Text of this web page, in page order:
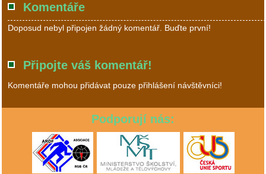
Komentáře
Doposud nebyl připojen žádný komentář. Buďte první!
Připojte váš komentář!
Komentáře mohou přidávat pouze přihlášení návštěvníci!
Podporují nás: